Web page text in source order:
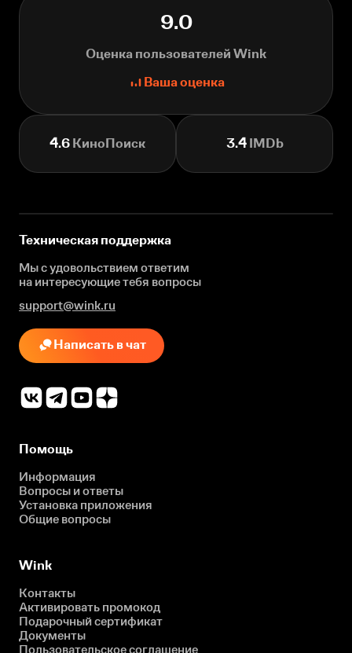
9.0
Оценка пользователей Wink
Ваша оценка
4.6 КиноПоиск 3.4IMDb
Техническая поддержка
Мы с удовольствием ответим
на интересующиетебя вопросы
support@wink.ru
Написать в чат
Помощь
Информация
Вопросы и ответы
Установка приложения
Общие вопросы
Wink
Контакты
Активировать промокод
Подарочный сертификат
Документы
Пользовательское соглашение